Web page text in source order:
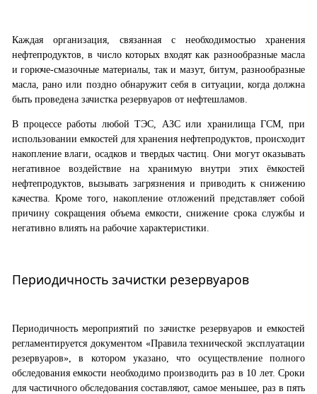
Каждая организация, связанная с необходимостью хранения
нефтепродуктов, в число которых входят как разнообразные масла
и горюче-смазочные материалы, так и мазут, битум, разнообразные
масла, рано или поздно обнаружит себя в ситуации, когда должна
быть проведена зачистка резервуаров от нефтешламов.
В процессе работы любой ТЭС, АЗС или хранилища ГСМ, при
использовании емкостей для хранения нефтепродуктов, происходит
накопление влаги, осадков и твердых частиц. Они могут оказывать
негативное воздействие на хранимую внутри этих ёмкостей
нефтепродуктов, вызывать загрязнения и приводить к снижению
качества. Кроме того, накопление отложений представляет собой
причину сокращения объема емкости, снижение срока службы и
негативно влиять на рабочие характеристики.
Периодичность зачистки резервуаров
Периодичность мероприятий по зачистке резервуаров и емкостей
регламентируется документом «Правила технической эксплуатации
резервуаров», в котором указано, что осуществление полного
обследования емкости необходимо производить раз в 10 лет. Сроки
для частичного обследования составляют, самое меньшее, раз в пять